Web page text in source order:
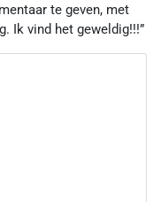
te geven, met
Ik vind het geweldig!!!”